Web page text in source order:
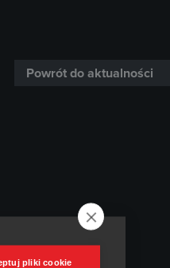
pliki cookie
Powrót do aktualności